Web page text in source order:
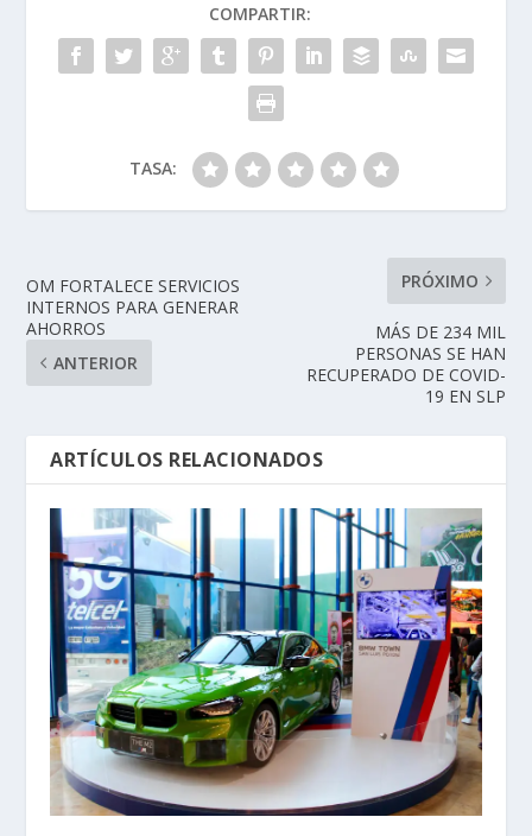
COMPARTIR:
TASA:
OM FORTALECE SERVICIOS
INTERNOS PARA GENERAR
AHORROS
ANTERIOR
PRÓXIMO
MÁS DE 234 MIL
PERSONAS SE HAN
RECUPERADO DE COVID-
19 EN SLP
ARTÍCULOS RELACIONADOS